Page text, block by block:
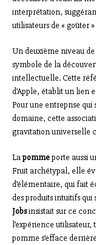
interprétation,
utilisateurs de « goûter
Un deuxième niveau
symbole de la
intellectuelle. Cette
d’Apple, établit un lien
Pour une entreprise
domaine, cette
gravitation universelle
Lapommeporte aussi
Fruit archétypal, elle
d’élémentaire, qui fait
des produits intuitifs
Jobsinsistait sur ce
l’expérience
pomme s’efface